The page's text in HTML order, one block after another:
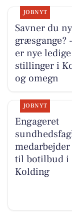
JOBNYT
Savner du
græsgange?
er nye ledige
stillinger i
og omegn
JOBNYT
Engageret
medarbejder
til botilbud i
Kolding